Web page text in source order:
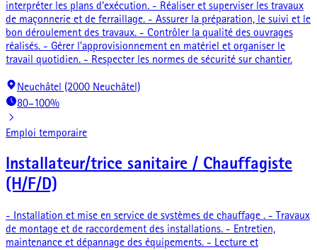
interpréter les plans d’exécution. - Réaliser et superviser les travaux
de maçonnerie et de ferraillage. - Assurer la préparation, le suivi et le
bon déroulement des travaux. - Contrôler la qualité des ouvrages
réalisés. - Gérer l’approvisionnement en matériel et organiser le
travail quotidien. - Respecter les normes de sécurité sur chantier.
Neuchâtel (2000 Neuchâtel)
80–100%
Emploi temporaire
Installateur/trice sanitaire / Chauffagiste
(H/F/D)
- Installation et mise en service de systèmes de chauffage . - Travaux
de montage et de raccordement des installations. - Entretien,
maintenance et dépannage des équipements. - Lecture et